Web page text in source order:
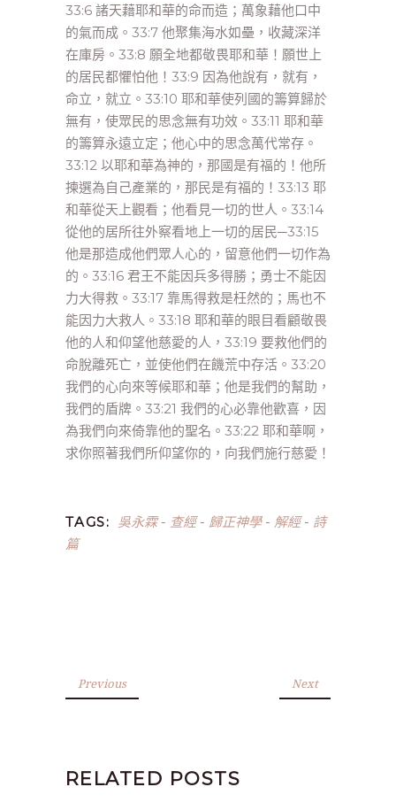
33:6 諸天藉耶和華的命而造；萬象藉他口中
的氣而成。33:7 他聚集海水如壘，收藏深洋
在庫房。33:8 願全地都敬畏耶和華！願世上
的居民都懼怕他！33:9 因為他說有，就有，
命立，就立。33:10 耶和華使列國的籌算歸於
無有，使眾民的思念無有功效。33:11 耶和華
的籌算永遠立定；他心中的思念萬代常存。
33:12 以耶和華為神的，那國是有福的！他所
揀選為自己產業的，那民是有福的！33:13 耶
和華從天上觀看；他看見一切的世人。33:14
從他的居所往外察看地上一切的居民─33:15
他是那造成他們眾人心的，留意他們一切作為
的。33:16 君王不能因兵多得勝；勇士不能因
力大得救。33:17 靠馬得救是枉然的；馬也不
能因力大救人。33:18 耶和華的眼目看顧敬畏
他的人和仰望他慈愛的人，33:19 要救他們的
命脫離死亡，並使他們在饑荒中存活。33:20
我們的心向來等候耶和華；他是我們的幫助，
我們的盾牌。33:21 我們的心必靠他歡喜，因
為我們向來倚靠他的聖名。33:22 耶和華啊，
求你照著我們所仰望你的，向我們施行慈愛！
TAGS: 吳永霖- 查經- 歸正神學- 解經- 詩
篇
Previous Next
RELATED POSTS